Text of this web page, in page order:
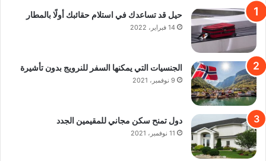
حيل قد تساعدك في استلام حقائبك أولًا بالمطار
14 فبراير، 2022
الجنسيات التي يمكنها السفر للنرويج بدون تأشيرة
9 نوفمبر، 2021
دول تمنح سكن مجاني للمقيمين الجدد
11 نوفمبر، 2021